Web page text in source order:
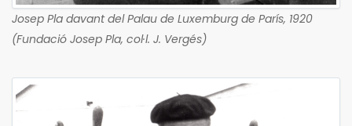
Josep Pla davant del Palau de Luxemburg de París, 1920
(Fundació Josep Pla, col·l. J. Vergés)